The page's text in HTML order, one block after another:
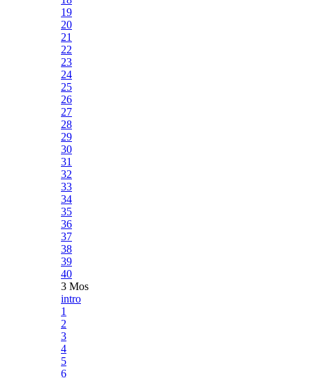
19
20
21
22
23
24
25
26
27
28
29
30
31
32
33
34
35
36
37
38
39
40
3 Mos
intro
1
2
3
4
5
6